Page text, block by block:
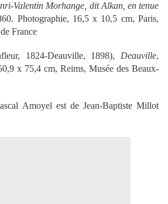
Valentin Morhange, dit Alkan, en tenue
Photographie, 16,5 x 10,5 cm, Paris,
France
1824-Deauville, 1898), Deauville,
x 75,4 cm, Reims, Musée des Beaux-
Amoyel est de Jean-Baptiste Millot